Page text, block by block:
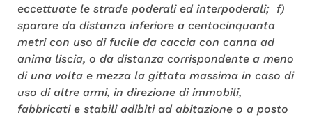
eccettuate le strade poderali ed interpoderali; f)
sparare da distanza inferiore a centocinquanta
metri con uso di fucile da caccia con canna ad
anima liscia, o da distanza corrispondente a meno
di una volta e mezza la gittata massima in caso di
uso di altre armi, in direzione di immobili,
fabbricati e stabili adibiti ad abitazione o a posto